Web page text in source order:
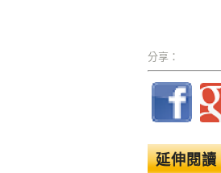
分享：
延伸閱讀